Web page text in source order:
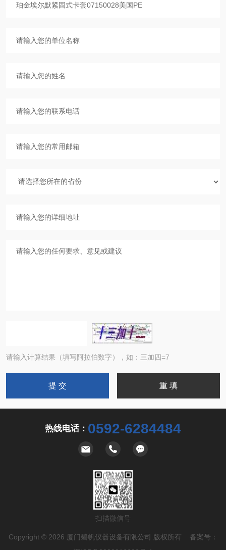
请输入计算结果（填写阿拉伯数字），如：三加四=7
热线电话： 0592-6284484
扫描微信号
Copyright © 2026 厦门碧帆仪器设备有限公司 版权所有 备案号：